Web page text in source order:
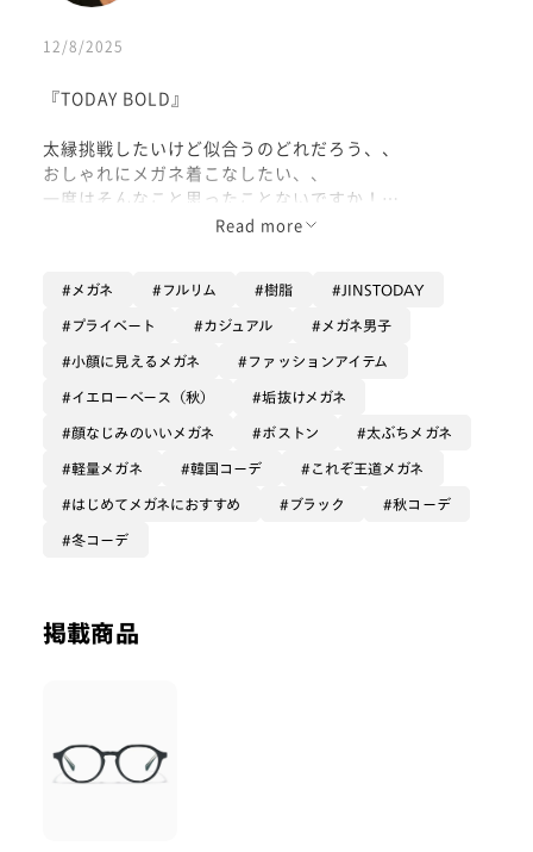
12/8/2025
『TODAY BOLD』
太縁挑戦したいけど似合うのどれだろう、、
おしゃれにメガネ着こなしたい、、
一度はそんなこと思ったことないですか！
かけるだけでおしゃれに旬な顔になりませんかー！！
太縁で尚且つ軽いフレームお探しのあなたに必見！JIN
Sの新作フレームのご紹介です！
かけるだけで顔が引き締まり、ファッションのワンポイ
ントに！そして今っぽいしゃれた雰囲気を出せるそんな
フレームが登場いたしましたʕ⸝⸝> ﻌ < ⸝⸝ʔ
男女年齢問わずおしゃれ使いにも普段使いにももってこ
ぜひ手に取ってお試しくださいませ！！
Read more
メガネ フルリム 樹脂 JINSTODAY
プライベート カジュアル メガネ男子
小顔に見えるメガネ ファッションアイテム
イエローベース（秋） 垢抜けメガネ
顔なじみのいいメガネ ボストン 太ぶちメガネ
軽量メガネ 韓国コーデ これぞ王道メガネ
はじめてメガネにおすすめ ブラック 秋コーデ
冬コーデ
掲載商品